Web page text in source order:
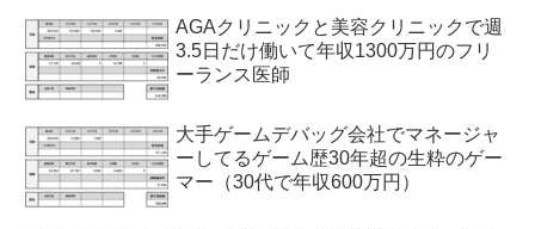
AGAクリニックと美容クリニックで週
3.5日だけ働いて年収1300万円のフリ
ーランス医師
大手ゲームデバッグ会社でマネージャ
ーしてるゲーム歴30年超の生粋のゲー
マー（30代で年収600万円）